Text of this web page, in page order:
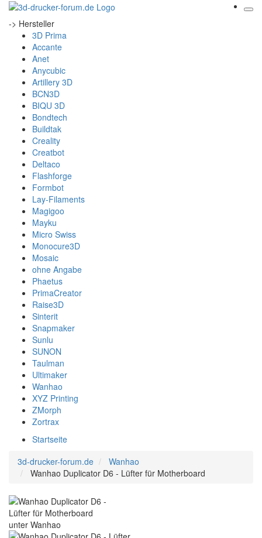
-> Hersteller
3D Prima
Accante
Anet
Anycubic
Artillery 3D
BCN3D
BIQU 3D
Bondtech
Buildtak
Creality
Creatbot
Deltaco
Flashforge
Formbot
Lay-Filaments
Magigoo
Mayku
Micro Swiss
Monocure3D
Mosaic
ohne Angabe
Phaetus
PrimaCreator
Raise3D
Sinterit
Snapmaker
Sunlu
SUNON
Taulman
Ultimaker
Wanhao
XYZ Printing
ZMorph
Zortrax
Startseite
3d-drucker-forum.de
Wanhao
Wanhao Duplicator D6 - Lüfter für Motherboard